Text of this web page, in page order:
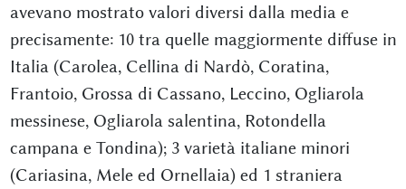
avevano mostrato valori diversi dalla media e
precisamente: 10 tra quelle maggiormente diffuse in
Italia (Carolea, Cellina di Nardò, Coratina,
Frantoio, Grossa di Cassano, Leccino, Ogliarola
messinese, Ogliarola salentina, Rotondella
campana e Tondina); 3 varietà italiane minori
(Cariasina, Mele ed Ornellaia) ed 1 straniera